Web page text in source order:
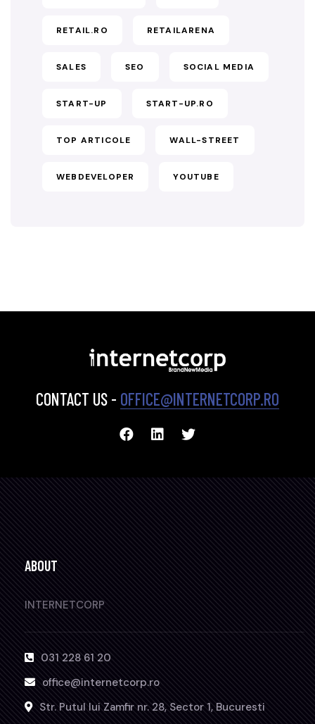
RETAIL.RO RETAILARENA
SALES SEO SOCIAL MEDIA
START-UP START-UP.RO
TOP ARTICOLE WALL-STREET
WEBDEVELOPER YOUTUBE
CONTACT US - OFFICE@INTERNETCORP.RO
ABOUT
INTERNETCORP
031 228 61 20
office@internetcorp.ro
Str. Putul lui Zamfir nr. 28, Sector 1, Bucuresti